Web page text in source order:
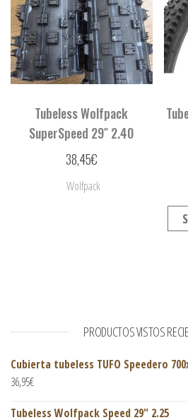
Tubeless Wolfpack
SuperSpeed 29″ 2.40
38,45€
Wolfpack
PRODUCTOS VISTOS
Cubierta tubeless TUFO Speedero
36,95€
Tubeless Wolfpack Speed 29" 2.25